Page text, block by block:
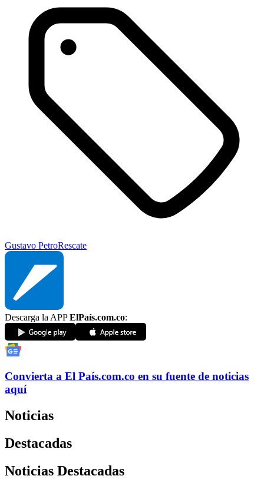
Gustavo PetroRescate
Descarga la APPElPaís.com.co:
Convierta a El País.com.co en su fuente de noticias
aquí
Noticias
Destacadas
Noticias Destacadas